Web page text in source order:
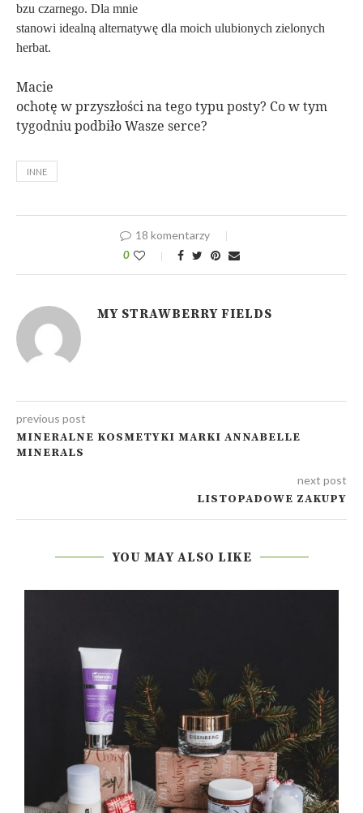
bzu czarnego. Dla mnie
stanowi idealną alternatywę dla moich ulubionych zielonych
herbat.
Macie
ochotę w przyszłości na tego typu posty? Co w tym
tygodniu podbiło Wasze serce?
INNE
18 komentarzy
0
MY STRAWBERRY FIELDS
previous post
MINERALNE KOSMETYKI MARKI ANNABELLE
MINERALS
next post
LISTOPADOWE ZAKUPY
YOU MAY ALSO LIKE